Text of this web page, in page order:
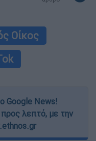
Οίκος
Google News!
προς λεπτό, με την